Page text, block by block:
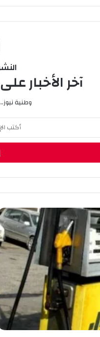
آخر الأخبار
وطنية